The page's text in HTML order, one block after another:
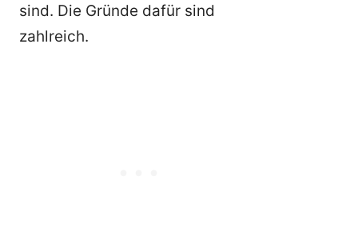
sind. Die Gründe dafür sind
zahlreich.